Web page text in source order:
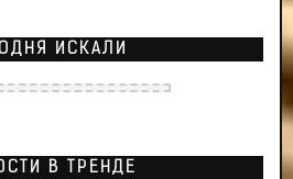
ИСКАЛИ
В ТРЕНДЕ